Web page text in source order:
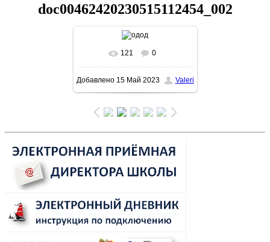
doc00462420230515112454_002
В реальном размере
1131x1600/ 334.6Kb
121 0
Добавлено15 Май 2023 Valeri